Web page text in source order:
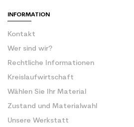
INFORMATION
Kontakt
Wer sind wir?
Rechtliche Informationen
Kreislaufwirtschaft
Wählen Sie Ihr Material
Zustand und Materialwahl
Unsere Werkstatt